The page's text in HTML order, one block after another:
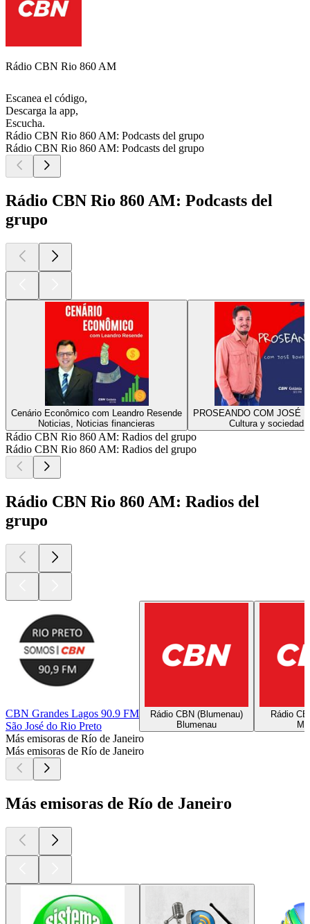
Rádio CBN Rio 860 AM
Escanea el código,
Descarga la app,
Escucha.
Rádio CBN Rio 860 AM: Podcasts del grupo
Rádio CBN Rio 860 AM: Podcasts del grupo
Rádio CBN Rio 860 AM: Podcasts del
grupo
Cenário Econômico com Leandro Resende
Noticias, Noticias financieras
PROSEANDO COM JOSÉ
Cultura y sociedad
Rádio CBN Rio 860 AM: Radios del grupo
Rádio CBN Rio 860 AM: Radios del grupo
Rádio CBN Rio 860 AM: Radios del
grupo
CBN Grandes Lagos 90.9 FM
São José do Rio Preto
Rádio CBN (Blumenau)
Blumenau
Rádio
Más emisoras de Río de Janeiro
Más emisoras de Río de Janeiro
Más emisoras de Río de Janeiro